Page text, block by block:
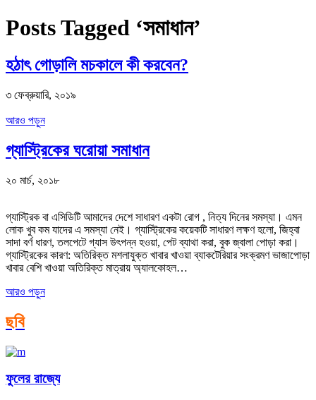
Posts Tagged ‘সমাধান’
হঠাৎ গোড়ালি মচকালে কী করবেন?
৩ ফেব্রুয়ারি, ২০১৯
আরও পড়ুন
গ্যাস্ট্রিকের ঘরোয়া সমাধান
২০ মার্চ, ২০১৮
গ্যাস্ট্রিক বা এসিডিটি আমাদের দেশে সাধারণ একটা রোগ , নিত্য দিনের সমস্যা। এমন
লোক খুব কম যাদের এ সমস্যা নেই। গ্যাস্ট্রিকের কয়েকটি সাধারণ লক্ষণ হলো, জিহ্বা
সাদা বর্ণ ধারণ, তলপেটে গ্যাস উৎপন্ন হওয়া, পেট ব্যাথা করা, বুক জ্বালা পোড়া করা।
গ্যাস্ট্রিকের কারণ: অতিরিক্ত মশলাযুক্ত খাবার খাওয়া ব্যাকটেরিয়ার সংক্রমণ ভাজাপোড়া
খাবার বেশি খাওয়া অতিরিক্ত মাত্রায় অ্যালকোহল…
আরও পড়ুন
ছবি
ফুলের রাজ্যে